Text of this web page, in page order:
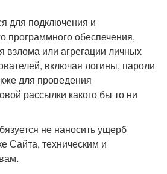
для подключения и
программного обеспечения,
взлома или агрегации личных
включая логины, пароли
для проведения
рассылки какого бы то ни
не наносить ущерб
Сайта, техническим и